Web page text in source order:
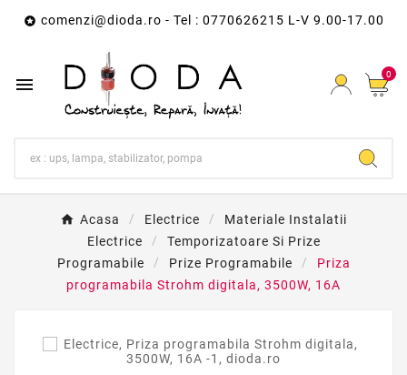
 comenzi@dioda.ro - Tel : 0770626215 L-V 9.00-17.00
 0
Acasa Electrice
Materiale Instalatii
Electrice
Temporizatoare Si Prize
Programabile
Prize Programabile
Priza
programabila Strohm digitala, 3500W, 16A